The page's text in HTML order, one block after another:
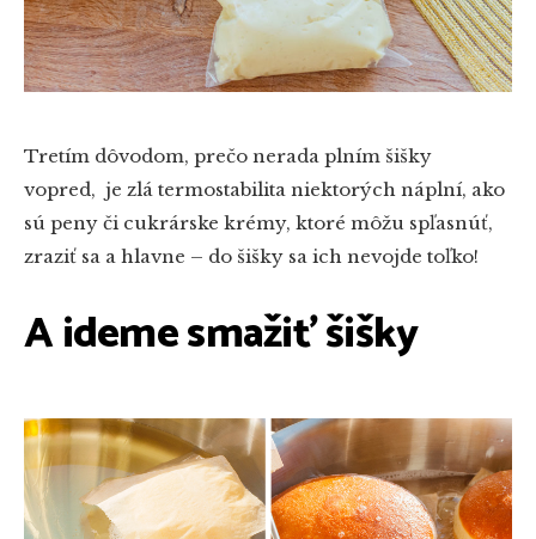
Tretím dôvodom, prečo nerada plním šišky
vopred, je zlá termostabilita niektorých náplní, ako
sú peny či cukrárske krémy, ktoré môžu spľasnúť,
zraziť sa a hlavne – do šišky sa ich nevojde toľko!
A ideme smažiť šišky